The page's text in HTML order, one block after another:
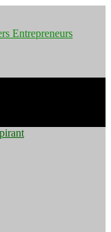
Pourquoi